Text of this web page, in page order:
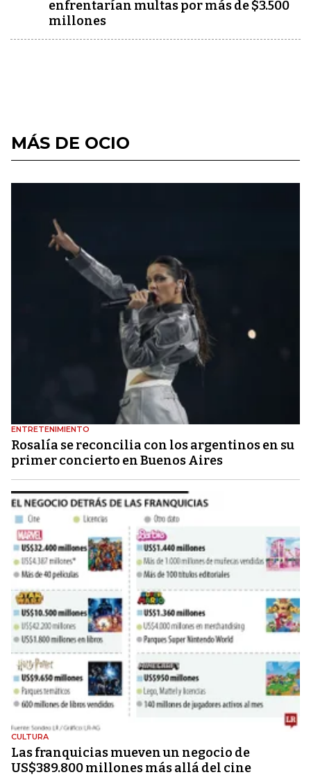
enfrentarían multas por más de $3.500
millones
MÁS DE OCIO
ENTRETENIMIENTO
Rosalía se reconcilia con los argentinos en su
primer concierto en Buenos Aires
CULTURA
Las franquicias mueven un negocio de
US$389.800 millones más allá del cine